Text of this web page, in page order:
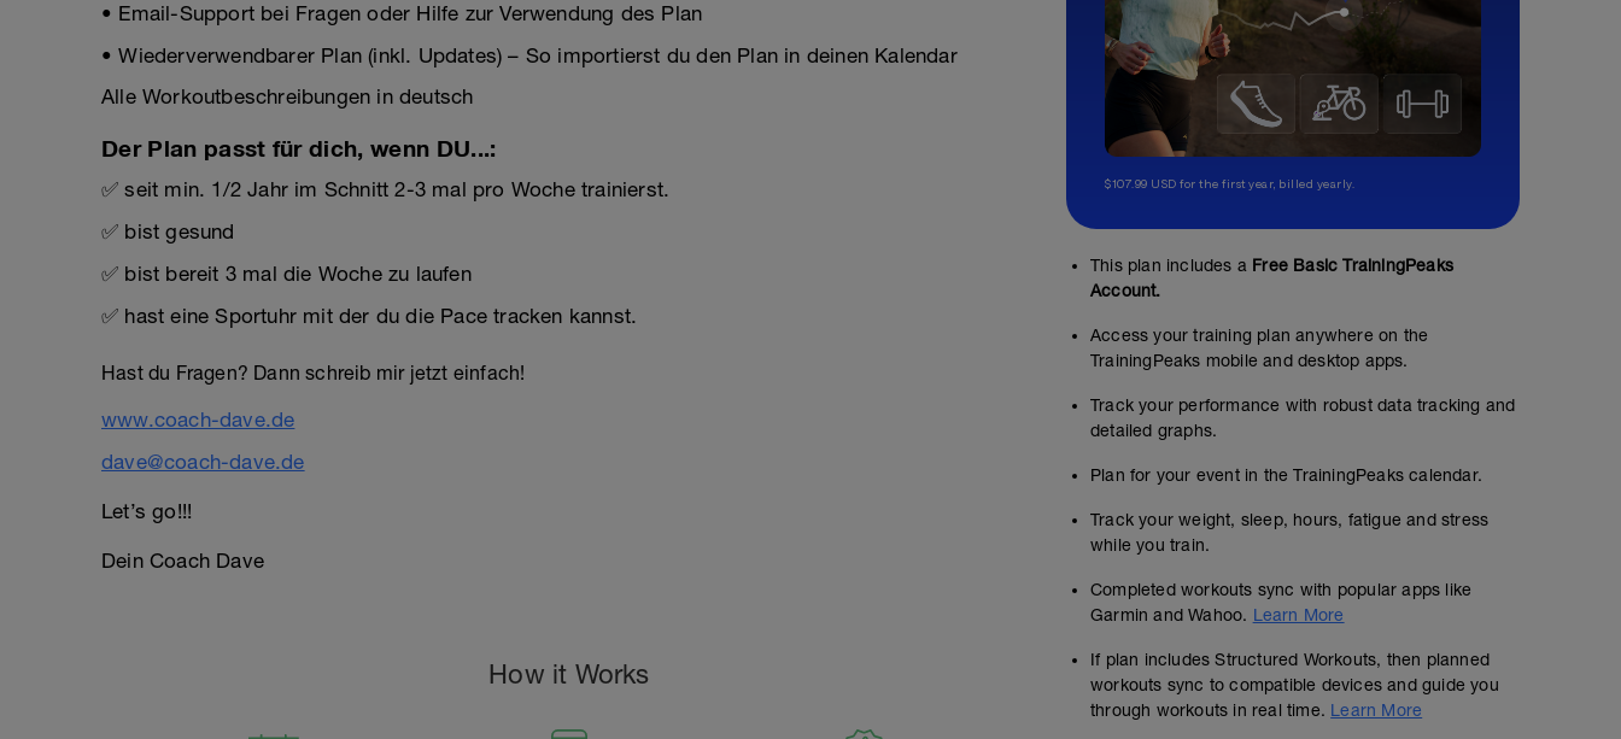
• Email-Support bei Fragen oder Hilfe zur Verwendung des Plan
• Wiederverwendbarer Plan (inkl. Updates) – So importierst du den Plan in deinen Kalendar
Alle Workoutbeschreibungen in deutsch
Der Plan passt für dich, wenn DU...:
✅ seit min. 1/2 Jahr im Schnitt 2-3 mal pro Woche trainierst.
✅ bist gesund
✅ bist bereit 3 mal die Woche zu laufen
✅ hast eine Sportuhr mit der du die Pace tracken kannst.
Hast du Fragen? Dann schreib mir jetzt einfach!
www.coach-dave.de
dave@coach-dave.de
Let’s go!!!
Dein Coach Dave
How it Works
$107.99 USD for the first year, billed yearly.
This plan includes a Free Basic TrainingPeaks
Account.
Access your training plan anywhere on the
TrainingPeaks mobile and desktop apps.
Track your performance with robust data tracking and
detailed graphs.
Plan for your event in the TrainingPeaks calendar.
Track your weight, sleep, hours, fatigue and stress
while you train.
Completed workouts sync with popular apps like
Garmin and Wahoo. Learn More
If plan includes Structured Workouts, then planned
workouts sync to compatible devices and guide you
through workouts in real time. Learn More